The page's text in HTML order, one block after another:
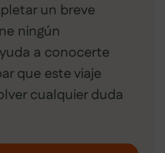
un breve
ningún
a conocerte
que este viaje
cualquier duda